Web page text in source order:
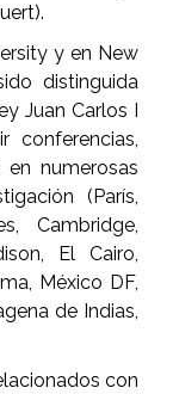
y en New
distinguida
Juan Carlos I
conferencias,
numerosas
(París,
Cambridge,
El Cairo,
México DF,
de Indias,
con